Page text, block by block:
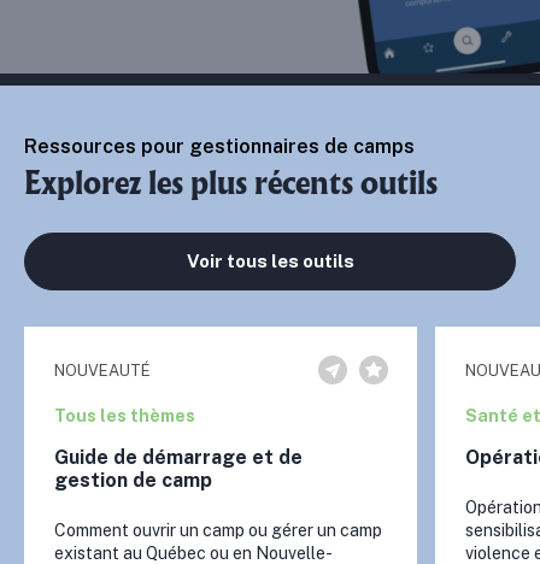
Ressources pour gestionnaires de camps
Explorez les plus récents outils
Voir tous les outils
NOUVEAUTÉ
Tous les thèmes
Guide de démarrage et de
gestion de camp
Comment ouvrir un camp ou gérer un camp
existant au Québec ou en Nouvelle-
Santé
violence